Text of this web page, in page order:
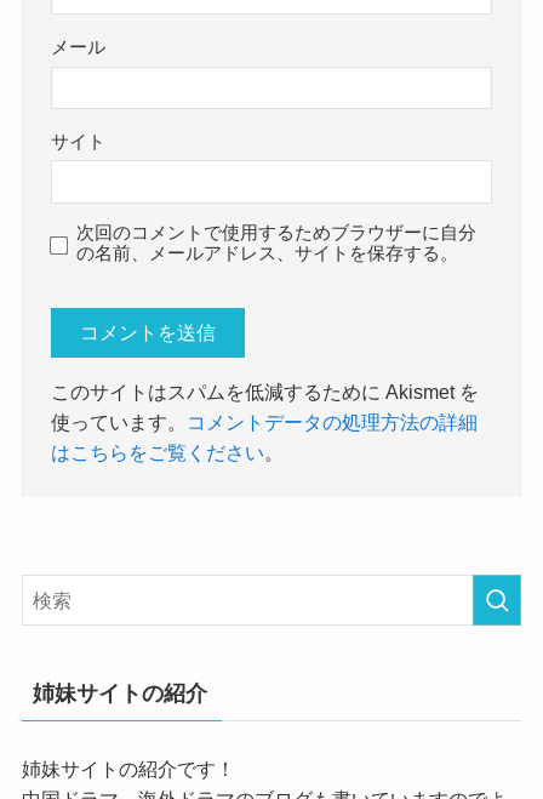
メール
サイト
次回のコメントで使用するためブラウザーに自分
の名前、メールアドレス、サイトを保存する。
このサイトはスパムを低減するために Akismet を
使っています。
コメントデータの処理方法の詳細
はこちらをご覧ください。
姉妹サイトの紹介
姉妹サイトの紹介です！